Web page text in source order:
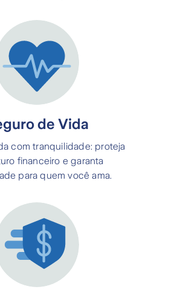
de Vida
com tranquilidade: proteja
financeiro e garanta
para quem você ama.